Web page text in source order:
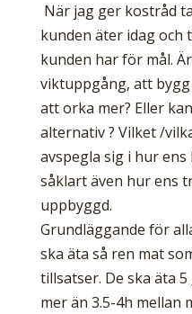
När jag ger kostråd
kunden äter idag och
kunden har för mål.
viktuppgång, att
att orka mer? Eller
alternativ ? Vilket /
avspegla sig i hur
såklart även hur ens
uppbyggd.
Grundläggande för
ska äta så ren mat
tillsatser. De ska äta
mer än 3.5-4h mellan